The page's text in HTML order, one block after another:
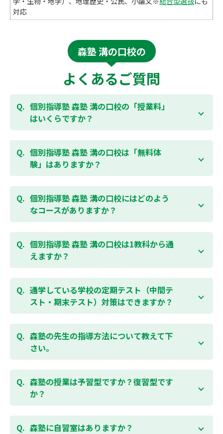
対応
森塾 溝の口校の
よくあるご質問
個別指導塾 森塾 溝の口校の「授業料」
はいくらですか？
お子様の学年やご状況、校舎によって変わりますの
で、以下より、お気軽にお問合わせください。個別指
導塾 森塾の授業料はこちらのページ
よりお問合わせく
ださい。自動返信メールで【すぐ】にご確認いただけ
個別指導塾 森塾 溝の口校は「無料体
験」はありますか？
通常期には最大1ヶ月の無料体験を受付しておりま
す。また、春休み、夏休み、冬休みの講習では「4日
間～5日間の無料体験」授業を受けていただくことが
可能です。個別指導塾 森塾 溝の口校の無料体験につい
個別指導塾 森塾 溝の口校にはどのよう
なコースがありますか？
個別指導塾 森塾 溝の口校では、小学生・中学生・高
校生のコースがあり、それぞれ学校のテストの点数ア
ップを目的としたコースとなっております。その他、
小学生用の英検®対策や、基礎学力を身につけるDOJO
細は校舎にお問合わせください。
お問合わせはこちら
個別指導塾 森塾 溝の口校は1教科から通
えますか？
はい、1教科、週1日から受講いただけます。自分から
勉強できる習慣をつけるために最初は1から2教科での
受講をおすすめしております。まずはお気軽にご相談
ください。
ご相談（お問合わせ）はこちら
通学している学校の定期テスト（中間テ
スト・期末テスト）対策はできますか？
お子様お一人おひとりの学校進度やテスト範囲にあわ
せて授業をすすめますので、定期テスト対策に繋がり
ます。森塾では、テスト直前に自分の予定にあわせ
て、テスト対策授業の追加ができます。 受講中の科目
ど）も可能です。 普段忙しくてなかなか手が回らない
科目も、テスト前に集中して対策できると好評です。
森塾の先生の指導方法について教えて下
さい。
「質量ともに日本一」と自負する研修制度を受け、知
識や教え方を習得した先生が、一人ひとりの能力、個
性に合わせて個別指導いたします。先生とお子様の相
性を大切にするために、相性が合わなければ先生変更
森塾の授業は予習型ですか？復習型です
か？
春期・夏期等の講習以外では森塾の授業は学校で習っ
たところを教える「復習型授業」ではなく、塾で習っ
森塾に自習室はありますか？